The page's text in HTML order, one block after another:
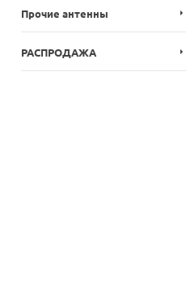
Прочие антенны
РАСПРОДАЖА